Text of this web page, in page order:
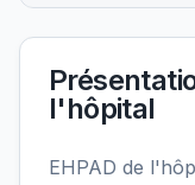
l'hôpital
EHPAD de